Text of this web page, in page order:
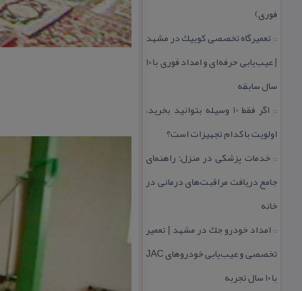
فوری)
:: تعمیرگاه تخصصی كوییك در مشهد
| عیب‌یابی حرفه‌ای و امداد فوری با ۱۰
سال سابقه
::
اگر فقط 10 وسیله بتوانید بخرید،
اولویت با كدام تجهیزات است؟
:: خدمات پزشكی در منزل؛ راهنمای
جامع دریافت مراقبت‌های درمانی در
خانه
:: امداد خودرو جك در مشهد | تعمیر
تخصصی و عیب‌یابی خودروهای JAC
با ۱۰ سال تجربه